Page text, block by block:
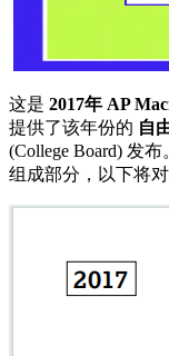
这是 2017年 AP
提供了该年份的 自
(College Board) 发
组成部分，以下将